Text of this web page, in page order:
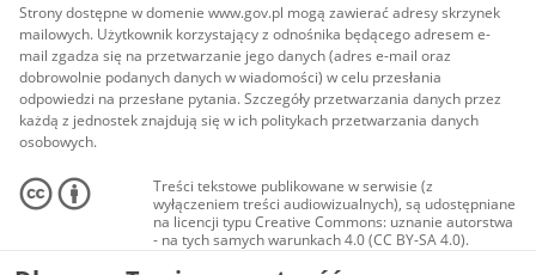
Strony dostępne w domenie www.gov.pl mogą zawierać adresy skrzynek
mailowych. Użytkownik korzystający z odnośnika będącego adresem e-
mail zgadza się na przetwarzanie jego danych (adres e-mail oraz
dobrowolnie podanych danych w wiadomości) w celu przesłania
odpowiedzi na przesłane pytania. Szczegóły przetwarzania danych przez
każdą z jednostek znajdują się w ich politykach przetwarzania danych
osobowych.
Treści tekstowe publikowane w serwisie (z
wyłączeniem treści audiowizualnych), są udostępniane
na licencji typu Creative Commons: uznanie autorstwa
- na tych samych warunkach 4.0 (CC BY-SA 4.0).
Materiały audiowizualne, w tym zdjęcia, materiały